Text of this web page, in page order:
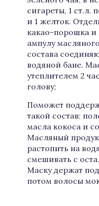
сигареты, 1 ст.л.
и 1 желток.
какао-порошка и
ампулу
состава
водяной бане.
утеплителем 2
голову;
Поможет
такой состав:
масла кокоса и
Масляный
растопить на
смешивать с
Маску держат
потом волосы